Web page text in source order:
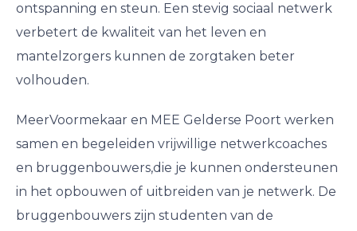
ontspanning en steun. Een stevig sociaal netwerk
verbetert de kwaliteit van het leven en
mantelzorgers kunnen de zorgtaken beter
volhouden.
MeerVoormekaar en MEE Gelderse Poort werken
samen en begeleiden vrijwillige netwerkcoaches
en bruggenbouwers,die je kunnen ondersteunen
in het opbouwen of uitbreiden van je netwerk. De
bruggenbouwers zijn studenten van de